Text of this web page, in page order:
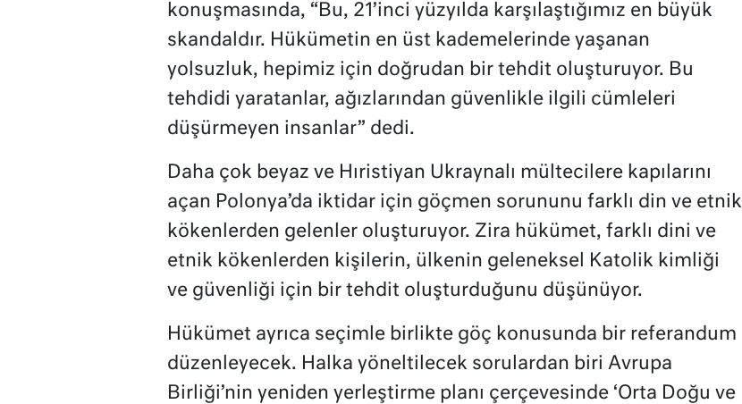
konuşmasında, “Bu, 21’inci yüzyılda karşılaştığımız en büyük
skandaldır. Hükümetin en üst kademelerinde yaşanan
yolsuzluk, hepimiz için doğrudan bir tehdit oluşturuyor. Bu
tehdidi yaratanlar, ağızlarından güvenlikle ilgili cümleleri
düşürmeyen insanlar” dedi.
Daha çok beyaz ve Hıristiyan Ukraynalı mültecilere kapılarını
açan Polonya’da iktidar için göçmen sorununu farklı din ve etnik
kökenlerden gelenler oluşturuyor. Zira hükümet, farklı dini ve
etnik kökenlerden kişilerin, ülkenin geleneksel Katolik kimliği
ve güvenliği için bir tehdit oluşturduğunu düşünüyor.
Hükümet ayrıca seçimle birlikte göç konusunda bir referandum
düzenleyecek. Halka yöneltilecek sorulardan biri Avrupa
Birliği’nin yeniden yerleştirme planı çerçevesinde ‘Orta Doğu ve